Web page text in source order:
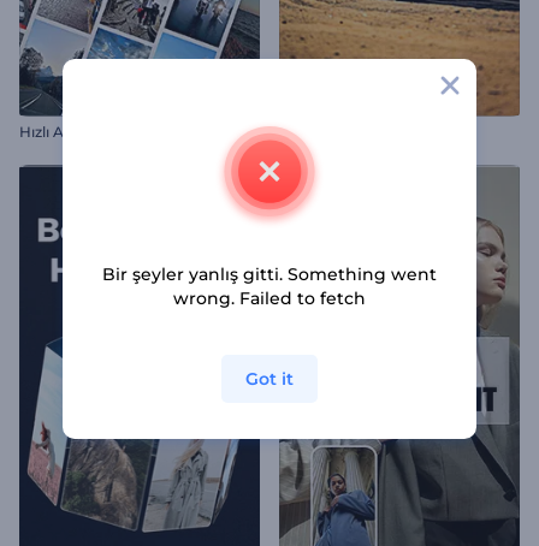
Hızlı Akan Gezi Anıları Epik Drift Keyfi
Bir şeyler yanlış gitti. Something went
wrong. Failed to fetch
Got it